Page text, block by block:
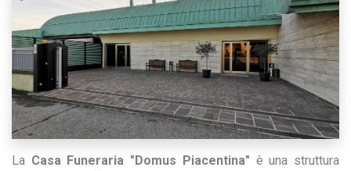
La Casa Funeraria "Domus Piacentina" è una struttura